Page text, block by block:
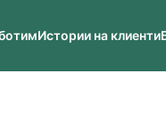
Истории на клиенти